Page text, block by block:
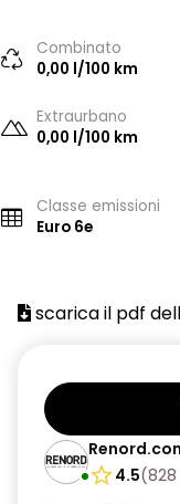
Combinato
0,00 l/100 km
Extraurbano
0,00 l/100 km
Classe emissioni
Euro 6e
scarica il pdf
4.5(828